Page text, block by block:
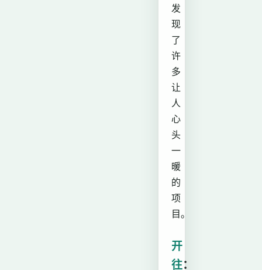
发
现
了
许
多
让
人
心
头
一
暖
的
项
目。
开
往：